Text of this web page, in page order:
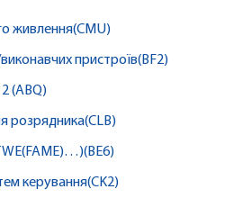
живлення(CMU)
пристроїв(BF2)
(ABQ)
розрядника(CLB)
керування(CK2)